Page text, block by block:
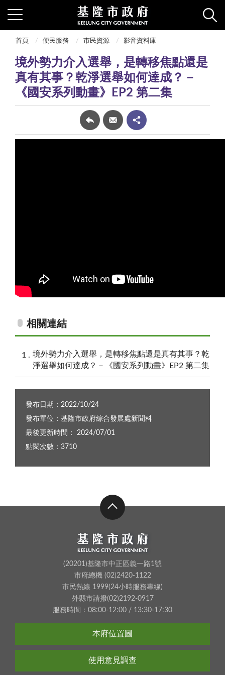
首頁 便民服務 市民資源 影音資料庫
境外勢力介入選舉，是轉移焦點還是
真有其事？乾淨選舉如何達成？－
《國安系列動畫》EP2 第二集
相關連結
境外勢力介入選舉，是轉移焦點還是真有其事？乾
淨選舉如何達成？－《國安系列動畫》EP2 第二集
發布日期：2022/10/24
發布單位：基隆市政府綜合發展處新聞科
最後更新時間： 2024/07/01
點閱次數：3710
(20201)基隆市中正區義一路1號
市府總機 (02)2420-1122
市民熱線 1999(24小時服務專線)
外縣市請撥(02)2192-0917
服務時間：08:00-12:00 / 13:30-17:30
本府位置圖
使用意見調查